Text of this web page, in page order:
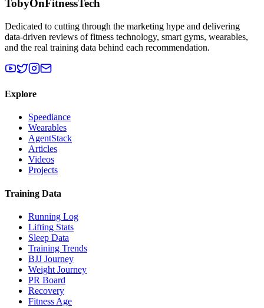
TobyOnFitnessTech
Dedicated to cutting through the marketing hype and delivering
data-driven reviews of fitness technology, smart gyms, wearables,
and the real training data behind each recommendation.
Explore
Speediance
Wearables
AgentStack
Articles
Videos
Projects
Training Data
Running Log
Lifting Stats
Sleep Data
Training Trends
BJJ Journey
Weight Journey
PR Board
Recovery
Fitness Age